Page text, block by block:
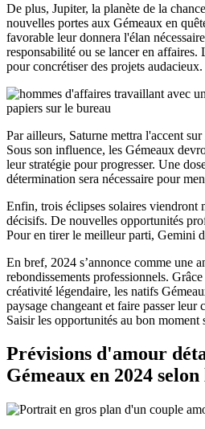
De plus, Jupiter, la planète de la
nouvelles portes aux Gémeaux en
favorable leur donnera l'élan
responsabilité ou se lancer en affaires.
pour concrétiser des projets audacieux.
Par ailleurs, Saturne mettra l'accent
Sous son influence, les Gémeaux
leur stratégie pour progresser. Une
détermination sera nécessaire pour
Enfin, trois éclipses solaires viendront
décisifs. De nouvelles opportunités
Pour en tirer le meilleur parti, Gemini
En bref, 2024 s’annonce comme une
rebondissements professionnels.
créativité légendaire, les natifs
paysage changeant et faire passer leur
Saisir les opportunités au bon moment
Prévisions d'amour
Gémeaux en 2024